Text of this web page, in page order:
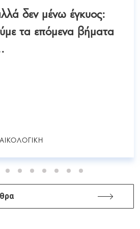
δεν μένω έγκυος:
τα επόμενα βήματα